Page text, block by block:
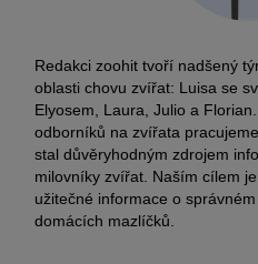
Redakci zoohit tvoří nadšený
oblasti chovu zvířat: Luisa se
Elyosem, Laura, Julio a
odborníků na zvířata
stal důvěryhodným zdrojem
milovníky zvířat. Naším cílem
užitečné informace o
domácích mazlíčků.